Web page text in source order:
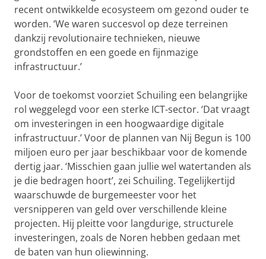
recent ontwikkelde ecosysteem om gezond ouder te
worden. ‘We waren succesvol op deze terreinen
dankzij revolutionaire technieken, nieuwe
grondstoffen en een goede en fijnmazige
infrastructuur.’
Voor de toekomst voorziet Schuiling een belangrijke
rol weggelegd voor een sterke ICT-sector. ‘Dat vraagt
om investeringen in een hoogwaardige digitale
infrastructuur.’ Voor de plannen van Nij Begun is 100
miljoen euro per jaar beschikbaar voor de komende
dertig jaar. ‘Misschien gaan jullie wel watertanden als
je die bedragen hoort’, zei Schuiling. Tegelijkertijd
waarschuwde de burgemeester voor het
versnipperen van geld over verschillende kleine
projecten. Hij pleitte voor langdurige, structurele
investeringen, zoals de Noren hebben gedaan met
de baten van hun oliewinning.